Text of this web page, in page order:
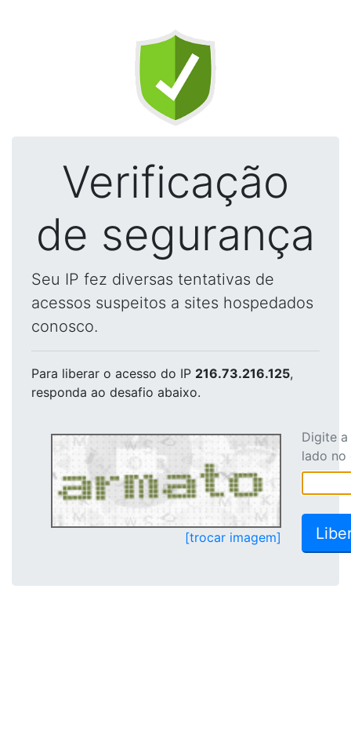
Verificação
de segurança
Seu IP fez diversas tentativas de
acessos suspeitos a sites hospedados
conosco.
Para liberar o acesso do IP 216.73.216.125,
responda ao desafio abaixo.
[trocar imagem]
Digite
lado no